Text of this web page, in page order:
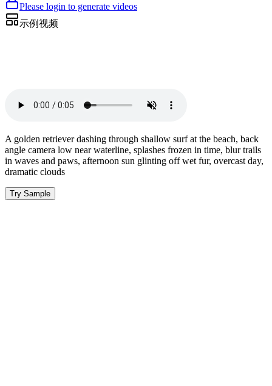
Please login to generate videos
示例视频
A golden retriever dashing through shallow surf at the beach, back
angle camera low near waterline, splashes frozen in time, blur trails
in waves and paws, afternoon sun glinting off wet fur, overcast day,
dramatic clouds
Try Sample